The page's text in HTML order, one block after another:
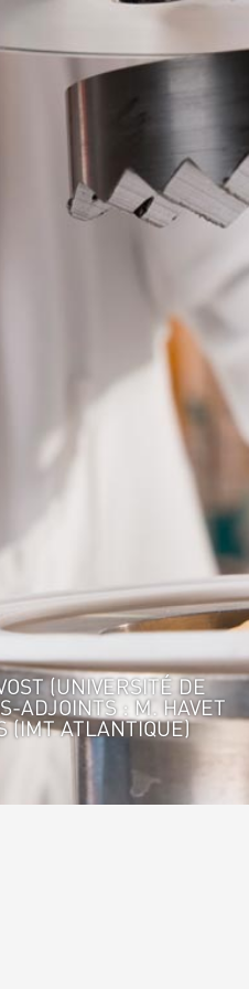
(UNIVERSITÉ DE
ADJOINTS : M. HAVET
(IMT ATLANTIQUE)